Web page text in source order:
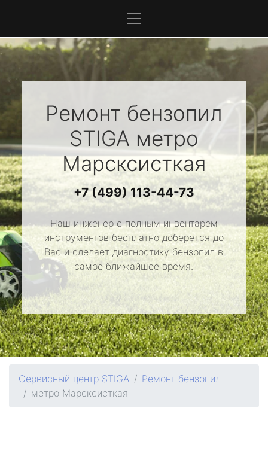
Ремонт бензопил
STIGA метро
Марсксисткая
+7 (499) 113-44-73
Наш инженер с полным инвентарем
инструментов бесплатно доберется до
Вас и сделает диагностику бензопил в
самое ближайшее время.
Сервисный центр STIGA
Ремонт бензопил
метро Марсксисткая